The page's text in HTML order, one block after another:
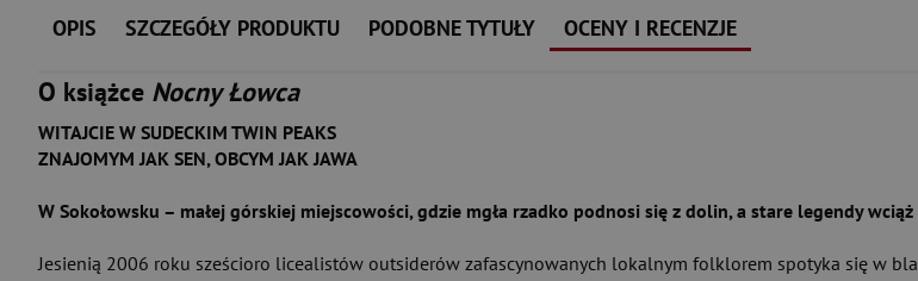
OPIS SZCZEGÓŁY PRODUKTU PODOBNE TYTUŁY OCENY I RECENZJE
O książce Nocny Łowca
WITAJCIE W SUDECKIM TWIN PEAKS
ZNAJOMYM JAK SEN, OBCYM JAK JAWA
W Sokołowsku – małej górskiej miejscowości, gdzie mgła rzadko podnosi się z dolin, a stare legendy
Jesienią 2006 roku sześcioro licealistów outsiderów zafascynowanych lokalnym folklorem spotyka się w